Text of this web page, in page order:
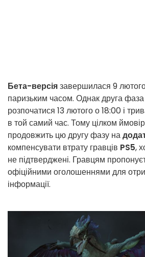
Бета-версіязавершилася 9
паризьким часом. Однак друга
розпочатися 13 лютого о 18:00 і
в той самий час. Тому цілком
продовжить цю другу фазу на
компенсувати втрату гравців PS5,
не підтверджені. Гравцям
офіційними оголошеннями для
інформації.